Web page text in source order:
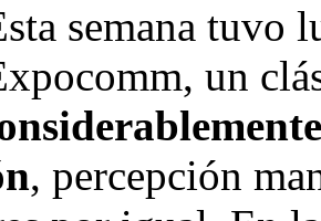
semana tuvo
un
, percepción